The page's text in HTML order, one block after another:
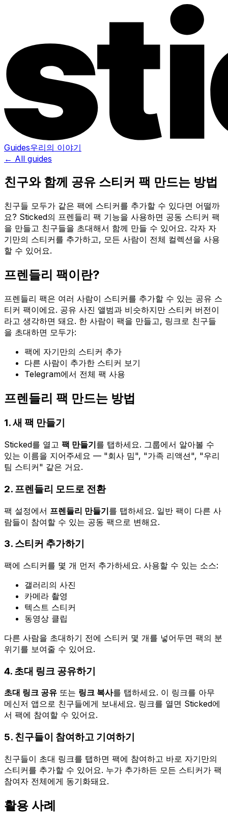
Guides우리의 이야기
← All guides
친구와 함께 공유 스티커 팩 만드는 방법
친구들 모두가 같은 팩에 스티커를 추가할 수 있다면 어떨까
요? Sticked의 프렌들리 팩 기능을 사용하면 공동 스티커 팩
을 만들고 친구들을 초대해서 함께 만들 수 있어요. 각자 자
기만의 스티커를 추가하고, 모든 사람이 전체 컬렉션을 사용
할 수 있어요.
프렌들리 팩이란?
프렌들리 팩은 여러 사람이 스티커를 추가할 수 있는 공유 스
티커 팩이에요. 공유 사진 앨범과 비슷하지만 스티커 버전이
라고 생각하면 돼요. 한 사람이 팩을 만들고, 링크로 친구들
을 초대하면 모두가:
팩에 자기만의 스티커 추가
다른 사람이 추가한 스티커 보기
Telegram에서 전체 팩 사용
프렌들리 팩 만드는 방법
1. 새 팩 만들기
Sticked를 열고 팩 만들기를 탭하세요. 그룹에서 알아볼 수
있는 이름을 지어주세요 — "회사 밈", "가족 리액션", "우리
팀 스티커" 같은 거요.
2. 프렌들리 모드로 전환
팩 설정에서 프렌들리 만들기를 탭하세요. 일반 팩이 다른 사
람들이 참여할 수 있는 공동 팩으로 변해요.
3. 스티커 추가하기
팩에 스티커를 몇 개 먼저 추가하세요. 사용할 수 있는 소스:
갤러리의 사진
카메라 촬영
텍스트 스티커
동영상 클립
다른 사람을 초대하기 전에 스티커 몇 개를 넣어두면 팩의 분
위기를 보여줄 수 있어요.
4. 초대 링크 공유하기
초대 링크 공유 또는 링크 복사를 탭하세요. 이 링크를 아무
메신저 앱으로 친구들에게 보내세요. 링크를 열면 Sticked에
서 팩에 참여할 수 있어요.
5. 친구들이 참여하고 기여하기
친구들이 초대 링크를 탭하면 팩에 참여하고 바로 자기만의
스티커를 추가할 수 있어요. 누가 추가하든 모든 스티커가 팩
참여자 전체에게 동기화돼요.
활용 사례